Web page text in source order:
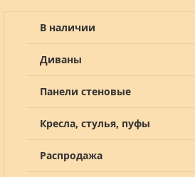
В наличии
Диваны
Панели стеновые
Кресла, стулья, пуфы
Распродажа